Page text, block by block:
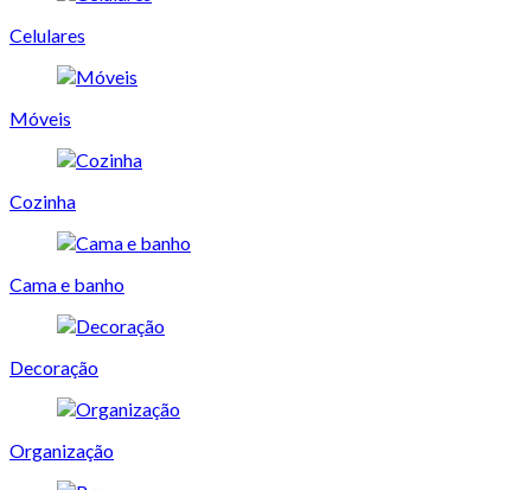
Celulares
Móveis
Cozinha
Cama e banho
Decoração
Organização